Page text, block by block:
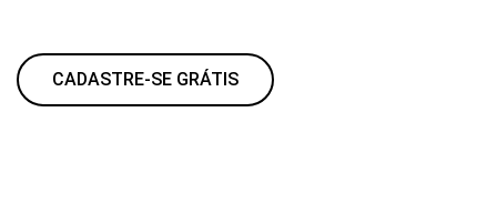
CADASTRE-SE GRÁTIS